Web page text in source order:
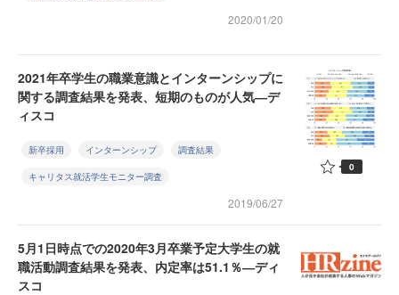
2020/01/20
2021年卒学生の職業意識とインターンシップに
関する調査結果を発表、短期のものが人気―デ
ィスコ
新卒採用 インターンシップ 調査結果
キャリタス就活学生モニター調査
2019/06/27
0
5月1日時点での2020年3月卒業予定大学生の就
職活動調査結果を発表、内定率は51.1％―ディ
スコ